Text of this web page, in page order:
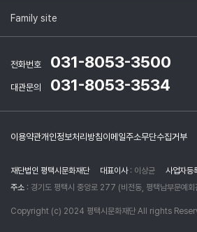
Family site
전화번호 031-8053-3500
대관문의 031-8053-3534
이용약관개인정보처리방침이메일주소무단수집거부
재단법인 평택시문화재단 대표이사 : 이상균 사업자등
주소 : 경기도 평택시 중앙로 277 (비전동, 평택남부문예
Copyright (c) 2024 평택시문화재단 All rights